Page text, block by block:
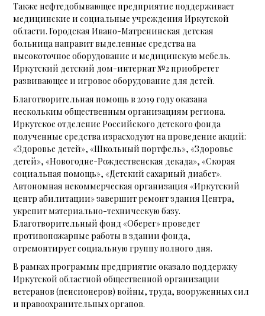
Также нефтедобывающее предприятие поддерживает
медицинские и социальные учреждения Иркутской
области. Городская Ивано-Матренинская детская
больница направит выделенные средства на
высокоточное оборудование и медицинскую мебель.
Иркутский детский дом-интернат №2 приобретет
развивающее и игровое оборудование для детей.
Благотворительная помощь в 2019 году оказана
нескольким общественным организациям региона.
Иркутское отделение Российского детского фонда
полученные средства израсходуют на проведение акций:
«Здоровье детей», «Школьный портфель», «Здоровье
детей», «Новогодне-Рождественская декада», «Скорая
социальная помощь», «Детский сахарный диабет».
Автономная некоммерческая организация «Иркутский
центр абилитации» завершит ремонт здания Центра,
укрепит материально-техническую базу.
Благотворительный фонд «Оберег» проведет
противопожарные работы в здании фонда,
отремонтирует социальную группу полного дня.
В рамках программы предприятие оказало поддержку
Иркутской областной общественной организации
ветеранов (пенсионеров) войны, труда, вооруженных сил
и правоохранительных органов.